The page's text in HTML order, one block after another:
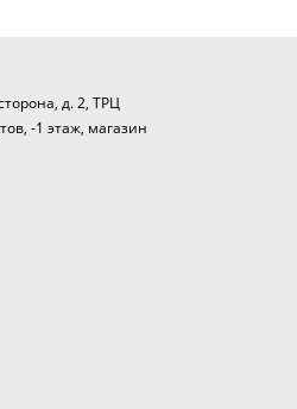
д. 2, ТРЦ
-1 этаж, магазин